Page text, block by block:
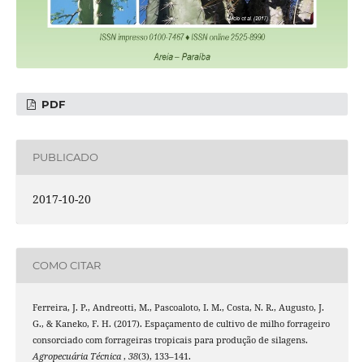
PDF
PUBLICADO
2017-10-20
COMO CITAR
Ferreira, J. P., Andreotti, M., Pascoaloto, I. M., Costa, N. R., Augusto, J.
G., & Kaneko, F. H. (2017). Espaçamento de cultivo de milho forrageiro
consorciado com forrageiras tropicais para produção de silagens.
Agropecuária Técnica , 38(3), 133–141.